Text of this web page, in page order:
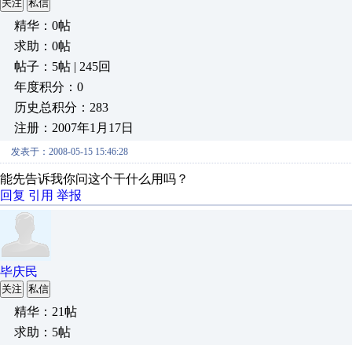
关注 私信
精华：0帖
求助：0帖
帖子：5帖 | 245回
年度积分：0
历史总积分：283
注册：2007年1月17日
发表于：2008-05-15 15:46:28
能先告诉我你问这个干什么用吗？
回复 引用 举报
毕庆民
关注 私信
精华：21帖
求助：5帖